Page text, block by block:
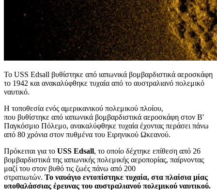
Το USS Edsall βυθίστηκε από ιαπωνικά βομβαρδιστικά αεροσκάφη
το 1942 και ανακαλύφθηκε τυχαία από το αυστραλιανό πολεμικό
ναυτικό.
Η τοποθεσία ενός αμερικανικού πολεμικού πλοίου,
που βυθίστηκε από ιαπωνικά βομβαρδιστικά αεροσκάφη στον Β'
Παγκόσμιο Πόλεμο, ανακαλύφθηκε τυχαία έχοντας περάσει πάνω
από 80 χρόνια στον πυθμένα του Ειρηνικού Ωκεανού.
Πρόκειται για το USS Edsall, το οποίο δέχτηκε επίθεση από 26
βομβαρδιστικά της ιαπωνικής πολεμικής αεροπορίας, παίρνοντας
μαζί του στον βυθό τις ζωές πάνω από 200
στρατιωτών. Το ναυάγιο εντοπίστηκε τυχαία, στα πλαίσια μίας
υποθαλάσσιας έρευνας του αυστραλιανού πολεμικού ναυτικού.